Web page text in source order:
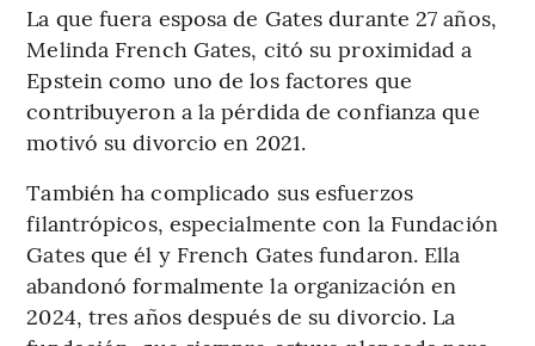
La que fuera esposa de Gates durante 27 años,
Melinda French Gates, citó su proximidad a
Epstein como uno de los factores que
contribuyeron a la pérdida de confianza que
motivó su divorcio en 2021.
También ha complicado sus esfuerzos
filantrópicos, especialmente con la Fundación
Gates que él y French Gates fundaron. Ella
abandonó formalmente la organización en
2024, tres años después de su divorcio. La